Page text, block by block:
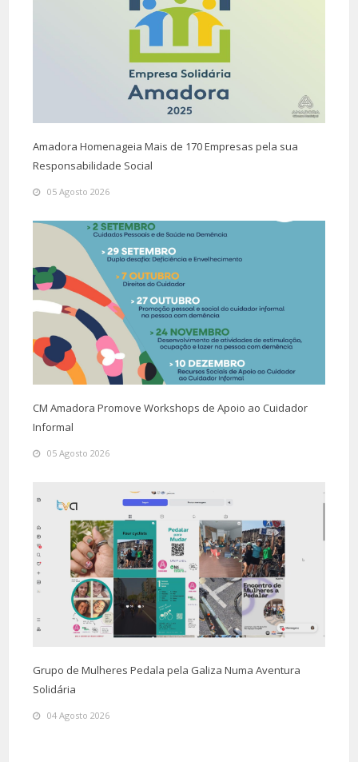
Amadora Homenageia Mais de 170 Empresas pela sua
Responsabilidade Social
05 Agosto 2026
CM Amadora Promove Workshops de Apoio ao Cuidador
Informal
05 Agosto 2026
Grupo de Mulheres Pedala pela Galiza Numa Aventura
Solidária
04 Agosto 2026